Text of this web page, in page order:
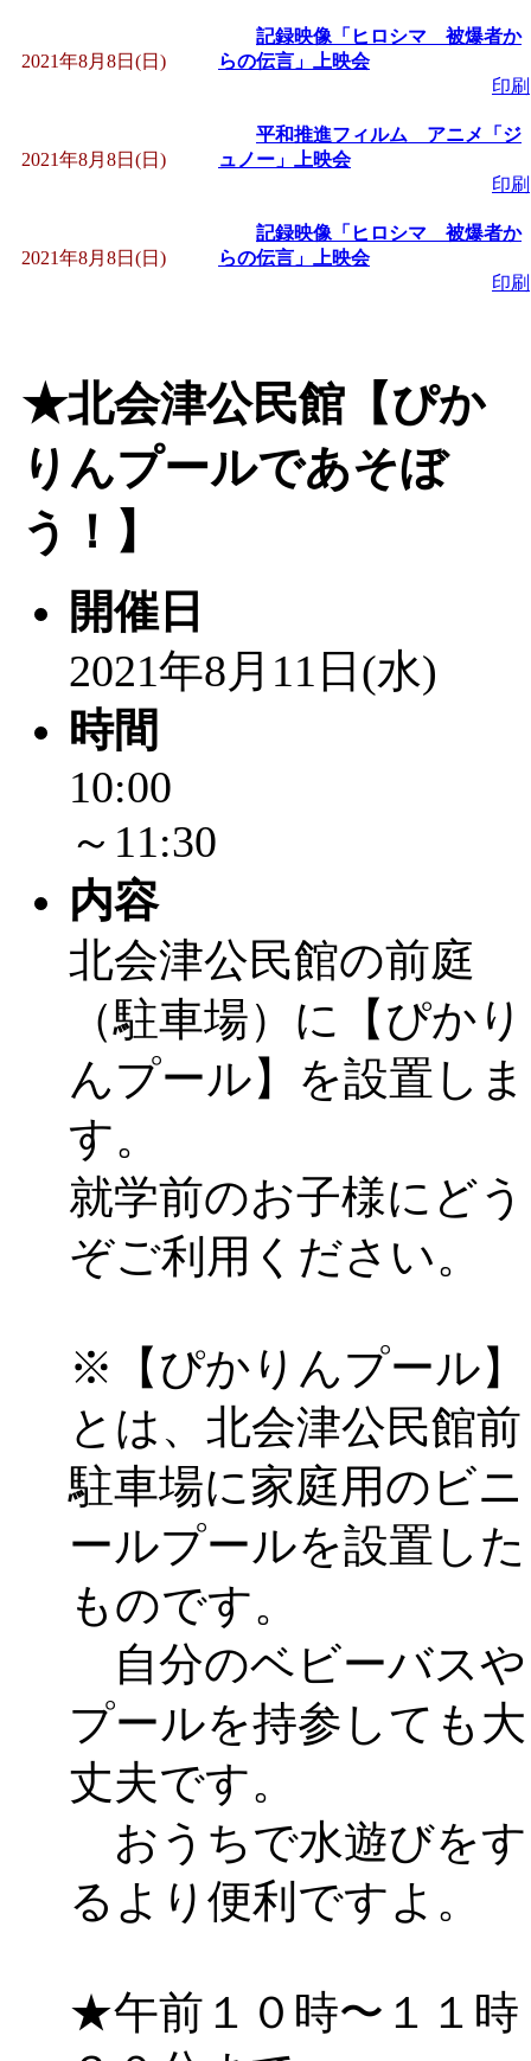
付期間：2026/08/10～
赤ちゃん子育て講
付期間：2026/08/10～
まだまだ暑い！コ
レクリエーション
「皆鶴姫のこびる塾
～」 受付期間：～
「 みなづる号乗車体
de 健康づくり」
「堂島地区歴史ウオ
す」 受付期間：～
「みなづる号乗車体
de 健康づくり」
「皆鶴姫のこびる塾
～」 受付期間：～
「 みなづる号乗車体
de 健康づくり」
2021年8月8日(日)
記録映像「ヒロシマ 被爆者か
らの伝言」上映会
印刷
2021年8月8日(日)
平和推進フィルム アニメ「ジ
ュノー」上映会
印刷
2021年8月8日(日)
記録映像「ヒロシマ 被爆者か
らの伝言」上映会
印刷
★北会津公民館【ぴか
りんプールであそぼ
う！】
開催日
2021年8月11日(水)
時間
10:00
～11:30
内容
北会津公民館の前庭
（駐車場）に【ぴかり
んプール】を設置しま
す。
就学前のお子様にどう
ぞご利用ください。
※【ぴかりんプール】
とは、北会津公民館前
駐車場に家庭用のビニ
ールプールを設置した
ものです。
自分のベビーバスや
プールを持参しても大
丈夫です。
おうちで水遊びをす
るより便利ですよ。
★午前１０時〜１１時